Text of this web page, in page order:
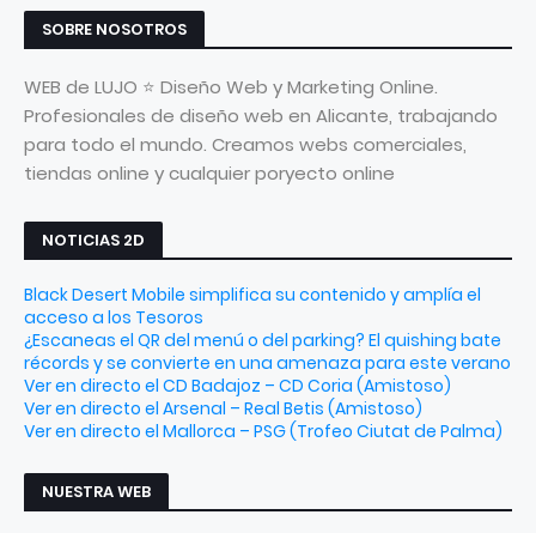
SOBRE NOSOTROS
WEB de LUJO ⭐ Diseño Web y Marketing Online.
Profesionales de diseño web en Alicante, trabajando
para todo el mundo. Creamos webs comerciales,
tiendas online y cualquier poryecto online
NOTICIAS 2D
Black Desert Mobile simplifica su contenido y amplía el
acceso a los Tesoros
¿Escaneas el QR del menú o del parking? El quishing bate
récords y se convierte en una amenaza para este verano
Ver en directo el CD Badajoz – CD Coria (Amistoso)
Ver en directo el Arsenal – Real Betis (Amistoso)
Ver en directo el Mallorca – PSG (Trofeo Ciutat de Palma)
NUESTRA WEB